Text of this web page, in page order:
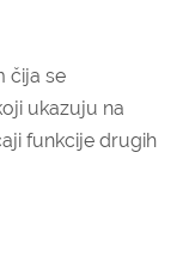
čija se
ukazuju na
funkcije drugih